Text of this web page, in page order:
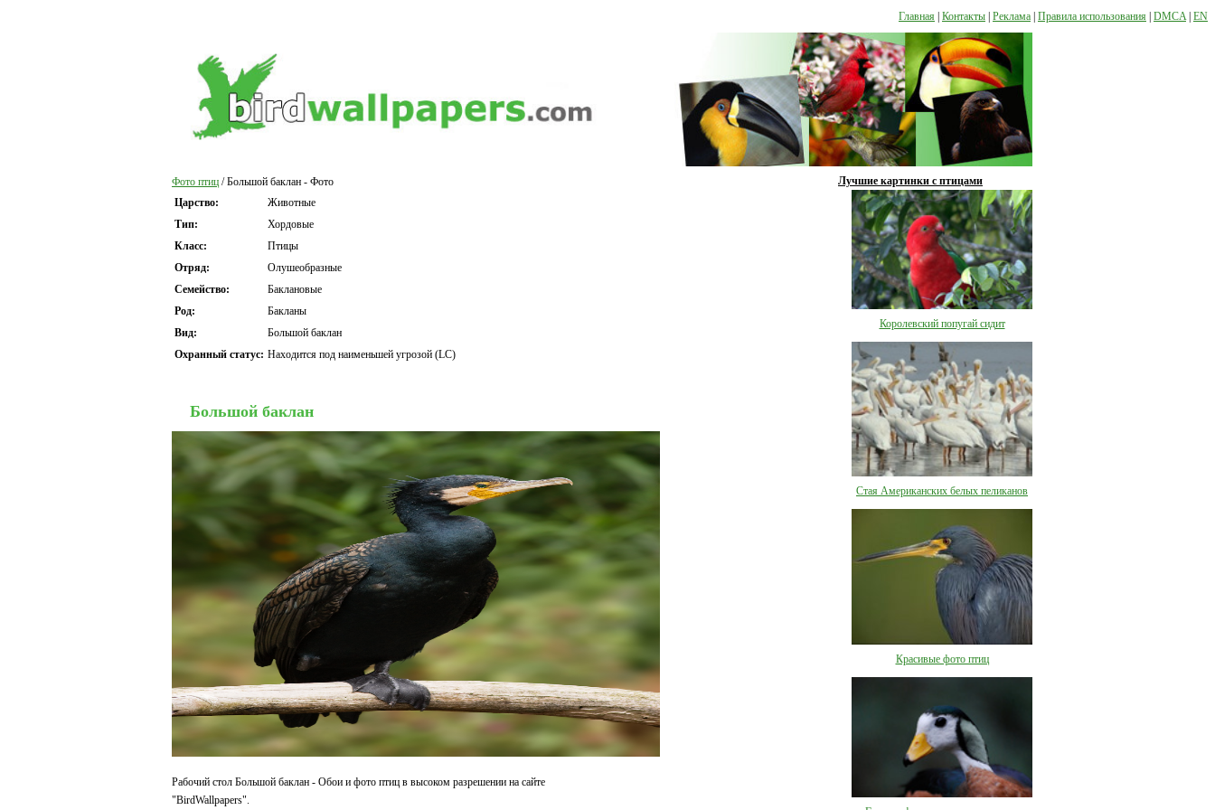
Главная Контакты Реклама Правила использования DMCA EN
Фото птиц / Большой баклан - Фото
Царство:
Животные
Тип:
Хордовые
Класс:
Птицы
Отряд:
Олушеобразные
Семейство:
Баклановые
Род:
Бакланы
Вид:
Большой баклан
Охранный статус: Находится под наименьшей угрозой (LC)
Большой баклан
Рабочий стол Большой баклан - Обои и фото птиц в высоком разрешении на сайте
"BirdWallpapers".
Лучшие картинки с птицами
Королевский попугай сидит
Стая Американских белых пеликанов
Красивые фото птиц